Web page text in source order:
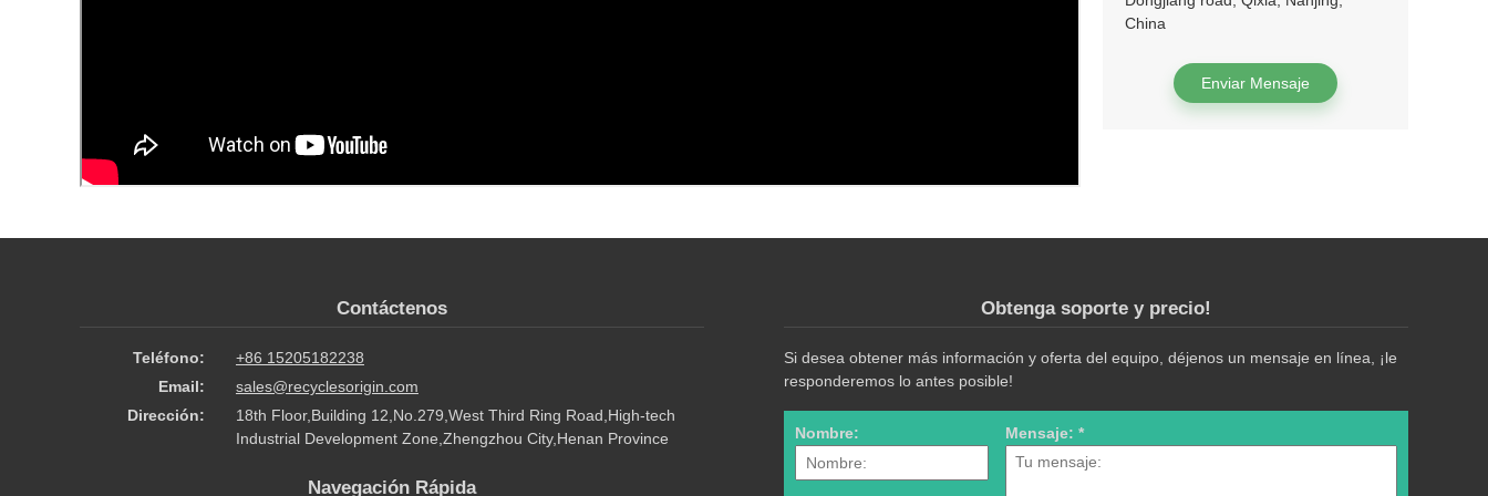
China
Enviar Mensaje
Contáctenos
Teléfono:
+86 15205182238
Email:
sales@recyclesorigin.com
Dirección:
18th Floor,Building 12,No.279,West Third Ring Road,High-tech
Industrial Development Zone,Zhengzhou City,Henan Province
Navegación Rápida
Obtenga soporte y precio!
Si desea obtener más información y oferta del equipo, déjenos un mensaje en línea, ¡le
responderemos lo antes posible!
Nombre: Mensaje: *